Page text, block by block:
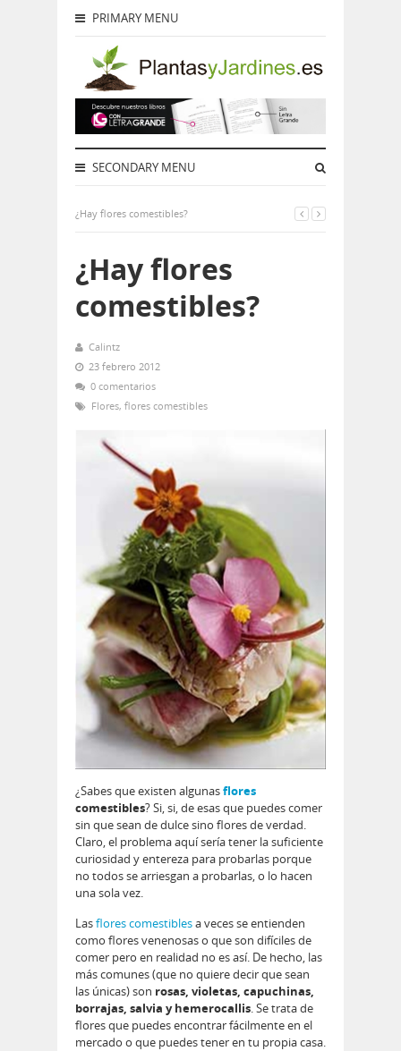
PRIMARY MENU
SECONDARY MENU
¿Hay flores comestibles?
¿Hay flores
comestibles?
Calintz
23 febrero 2012
0 comentarios
Flores, flores comestibles
¿Sabes que existen algunasflores
comestibles? Si, si, de esas que puedes comer
sin que sean de dulce sino flores de verdad.
Claro, el problema aquí sería tener la suficiente
curiosidad y entereza para probarlas porque
no todos se arriesgan a probarlas, o lo hacen
una sola vez.
Lasflores comestiblesa veces se entienden
como flores venenosas o que son difíciles de
comer pero en realidad no es así. De hecho, las
más comunes (que no quiere decir que sean
las únicas) son rosas, violetas, capuchinas,
borrajas, salvia y hemerocallis. Se trata de
flores que puedes encontrar fácilmente en el
mercado o que puedes tener en tu propia casa.